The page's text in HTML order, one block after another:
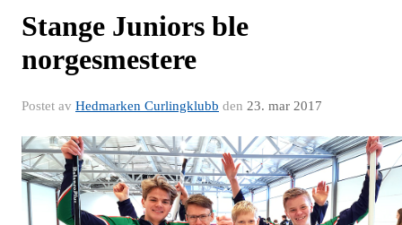
Stange Juniors ble
norgesmestere
Postet av Hedmarken Curlingklubb den 23. mar 2017